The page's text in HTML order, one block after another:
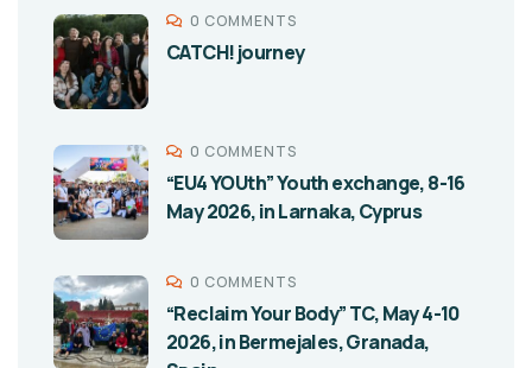
0 COMMENTS
CATCH! journey
0 COMMENTS
“EU4 YOUth” Youth exchange, 8-16
May 2026, in Larnaka, Cyprus
0 COMMENTS
“Reclaim Your Body” TC, May 4-10
2026, in Bermejales, Granada,